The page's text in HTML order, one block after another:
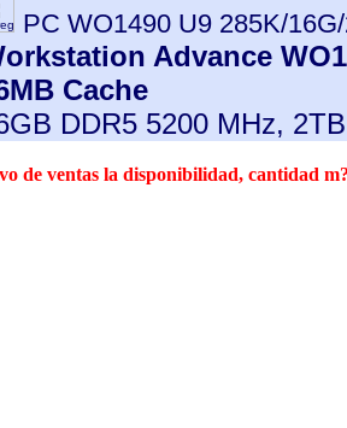
PC WO1490 U9 285K/
Advance
Cache
DDR5 5200 MHz,
de ventas la disponibilidad, cantidad